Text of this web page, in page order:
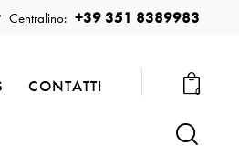
Centralino: +39 351 8389983
CONTATTI 0